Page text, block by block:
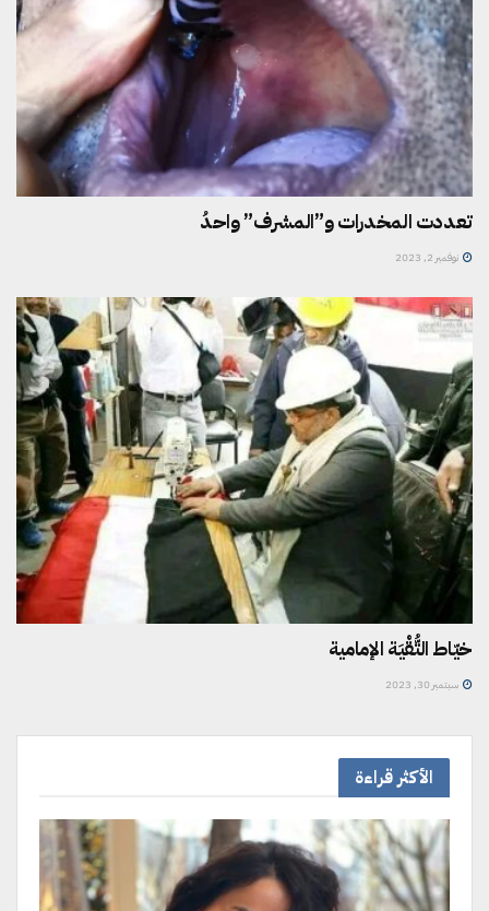
تعددت المخدرات و”المشرف” واحدُ
نوفمبر 2, 2023
خيّاط التُّقْيَة الإمامية
سبتمبر 30, 2023
الأكثر قراءة